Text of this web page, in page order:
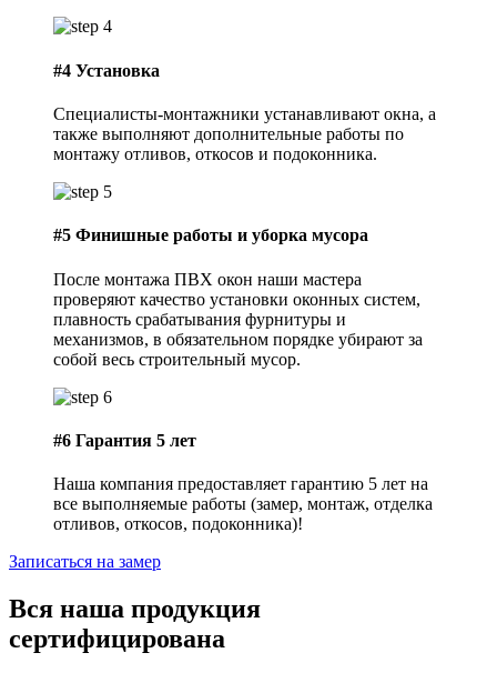
#4 Установка
Специалисты-монтажники устанавливают окна, а
также выполняют дополнительные работы по
монтажу отливов, откосов и подоконника.
#5 Финишные работы и уборка мусора
После монтажа ПВХ окон наши мастера
проверяют качество установки оконных систем,
плавность срабатывания фурнитуры и
механизмов, в обязательном порядке убирают за
собой весь строительный мусор.
#6 Гарантия 5 лет
Наша компания предоставляет гарантию 5 лет на
все выполняемые работы (замер, монтаж, отделка
отливов, откосов, подоконника)!
Записаться на замер
Вся наша продукция
сертифицирована